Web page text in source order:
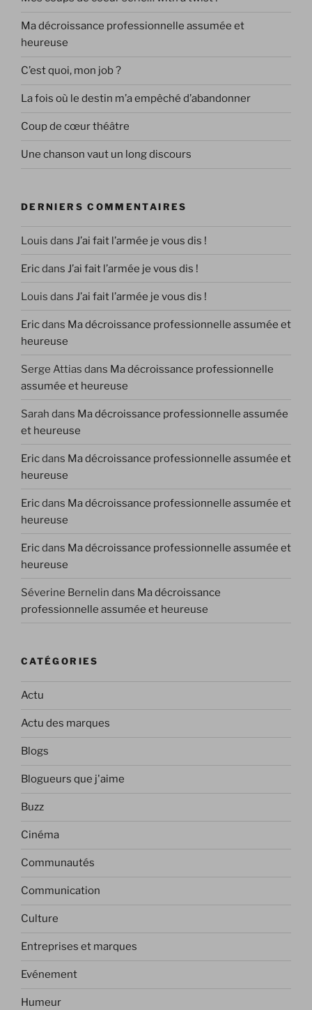
Ma décroissance professionnelle assumée et
heureuse
C’est quoi, mon job ?
La fois où le destin m’a empêché d’abandonner
Coup de cœur théâtre
Une chanson vaut un long discours
DERNIERS COMMENTAIRES
Louis dans J’ai fait l’armée je vous dis !
Ericdans J’ai fait l’armée je vous dis !
Louis dans J’ai fait l’armée je vous dis !
Ericdans Ma décroissance professionnelle assumée et
heureuse
Serge Attias dans Ma décroissance professionnelle
assumée et heureuse
Sarah dans Ma décroissance professionnelle assumée
et heureuse
Ericdans Ma décroissance professionnelle assumée et
heureuse
Ericdans Ma décroissance professionnelle assumée et
heureuse
Ericdans Ma décroissance professionnelle assumée et
heureuse
Séverine Bernelin dans Ma décroissance
professionnelle assumée et heureuse
CATÉGORIES
Actu
Actu des marques
Blogs
Blogueurs que j'aime
Buzz
Cinéma
Communautés
Communication
Culture
Entreprises et marques
Evénement
Humeur